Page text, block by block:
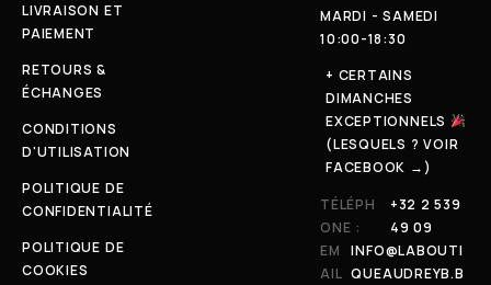
LIVRAISON ET
PAIEMENT
RETOURS &
ÉCHANGES
CONDITIONS
D'UTILISATION
POLITIQUE DE
CONFIDENTIALITÉ
POLITIQUE DE
COOKIES
MARDI - SAMEDI
10:00-18:30
+ CERTAINS
DIMANCHES
EXCEPTIONNELS
(LESQUELS ? VOIR
FACEBOOK →)
TÉLÉPH
ONE :
+32 2 539
49 09
EM
AIL
INFO@LABOUTI
QUEAUDREYB.B